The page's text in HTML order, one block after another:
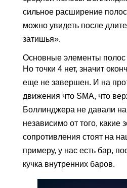
сильное расширение
можно увидеть после
затишья».
Основные элементы
Но точки 4 нет, значит
еще не завершен. И на
движения что SMA, что
Боллинджера не давали
независимо от того, какие
сопротивления стоят на
примеру, у нас есть бар,
кучка внутренних баров.